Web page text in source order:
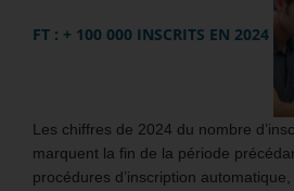
FT : + 100 000 INSCRITS EN 2024
Les chiffres de 2024 du nombre
marquent la fin de la période
procédures d’inscription